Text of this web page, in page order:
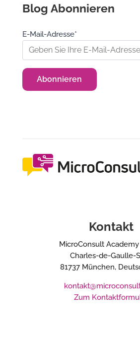
Blog Abonnieren
E-Mail-Adresse*
Kontakt
MicroConsult
Charles-de-Gaulle-
81737 München,
Zum